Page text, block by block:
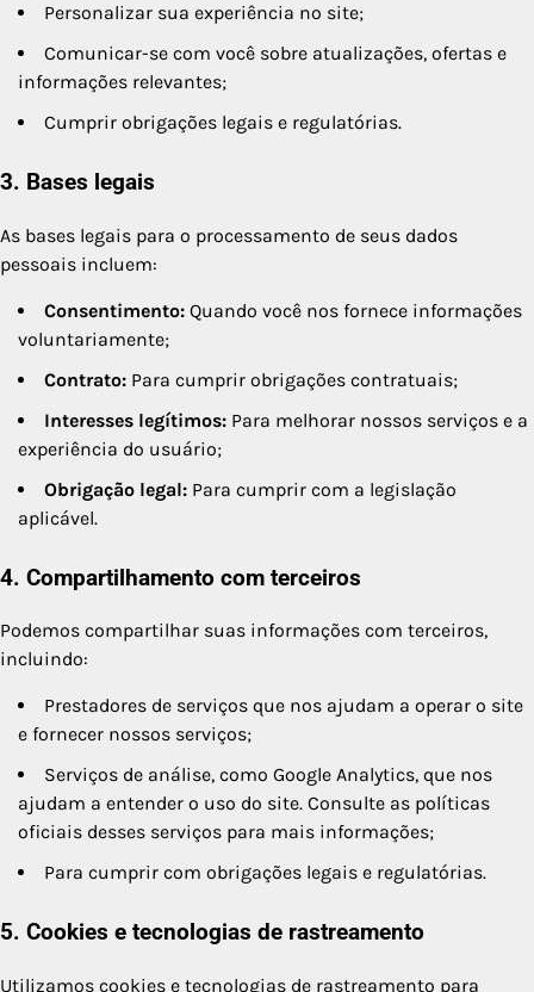
Personalizar sua experiência no site;
Comunicar-se com você sobre atualizações, ofertas e
informações relevantes;
Cumprir obrigações legais e regulatórias.
3. Bases legais
As bases legais para o processamento de seus dados
pessoais incluem:
Consentimento: Quando você nos fornece informações
voluntariamente;
Contrato: Para cumprir obrigações contratuais;
Interesses legítimos: Para melhorar nossos serviços e a
experiência do usuário;
Obrigação legal: Para cumprir com a legislação
aplicável.
4. Compartilhamento com terceiros
Podemos compartilhar suas informações com terceiros,
incluindo:
Prestadores de serviços que nos ajudam a operar o site
e fornecer nossos serviços;
Serviços de análise, como Google Analytics, que nos
ajudam a entender o uso do site. Consulte as políticas
oficiais desses serviços para mais informações;
Para cumprir com obrigações legais e regulatórias.
5. Cookies e tecnologias de rastreamento
Utilizamos cookies e tecnologias de rastreamento para